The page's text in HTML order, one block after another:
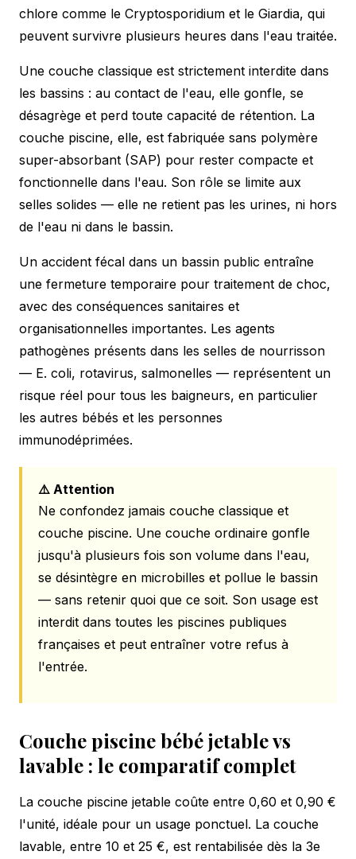
chlore comme le Cryptosporidium et le Giardia, qui
peuvent survivre plusieurs heures dans l'eau traitée.
Une couche classique est strictement interdite dans
les bassins : au contact de l'eau, elle gonfle, se
désagrège et perd toute capacité de rétention. La
couche piscine, elle, est fabriquée sans polymère
super-absorbant (SAP) pour rester compacte et
fonctionnelle dans l'eau. Son rôle se limite aux
selles solides — elle ne retient pas les urines, ni hors
de l'eau ni dans le bassin.
Un accident fécal dans un bassin public entraîne
une fermeture temporaire pour traitement de choc,
avec des conséquences sanitaires et
organisationnelles importantes. Les agents
pathogènes présents dans les selles de nourrisson
— E. coli, rotavirus, salmonelles — représentent un
risque réel pour tous les baigneurs, en particulier
les autres bébés et les personnes
immunodéprimées.
⚠️ Attention
Ne confondez jamais couche classique et
couche piscine. Une couche ordinaire gonfle
jusqu'à plusieurs fois son volume dans l'eau,
se désintègre en microbilles et pollue le bassin
— sans retenir quoi que ce soit. Son usage est
interdit dans toutes les piscines publiques
françaises et peut entraîner votre refus à
l'entrée.
Couche piscine bébé jetable vs
lavable : le comparatif complet
La couche piscine jetable coûte entre 0,60 et 0,90 €
l'unité, idéale pour un usage ponctuel. La couche
lavable, entre 10 et 25 €, est rentabilisée dès la 3e